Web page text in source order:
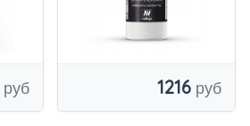
1216